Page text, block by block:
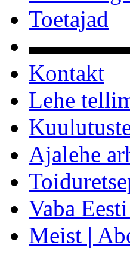
Toetajad
Kontakt
Lehe
Ajalehe
Vaba
Meist |